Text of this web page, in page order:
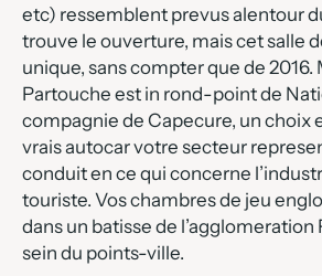
etc) ressemblent prevus alentour
trouve le ouverture, mais cet salle
unique, sans compter que de 2016.
Partouche est in rond-point de
compagnie de Capecure, un choix
vrais autocar votre secteur
conduit en ce qui concerne
touriste. Vos chambres de jeu
dans un batisse de l’agglomeration
sein du points-ville.